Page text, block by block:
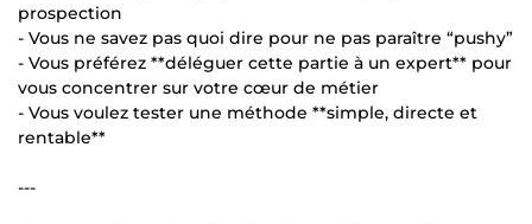
prospection
- Vous ne savez pas quoi dire pour ne pas paraître “pushy”
- Vous préférez **déléguer cette partie à un expert** pour
vous concentrer sur votre cœur de métier
- Vous voulez tester une méthode **simple, directe et
rentable**
---